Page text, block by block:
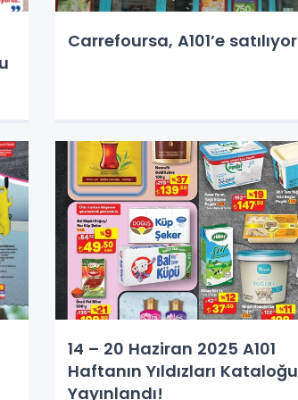
Carrefoursa, A101’e satılıyor
14 – 20 Haziran 2025 A101
Haftanın Yıldızları Kataloğu
Yayınlandı!